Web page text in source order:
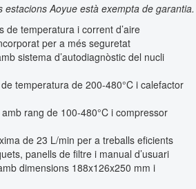
estacions Aoyue està exempta de garantia.
de temperatura i corrent d’aire
per a més seguretat
sistema d’autodiagnòstic del nucli
temperatura de 200-480°C i calefactor
amb rang de 100-480°C i compressor
de 23 L/min per a treballs eficients
panells de filtre i manual d’usuari
dimensions 188x126x250 mm i